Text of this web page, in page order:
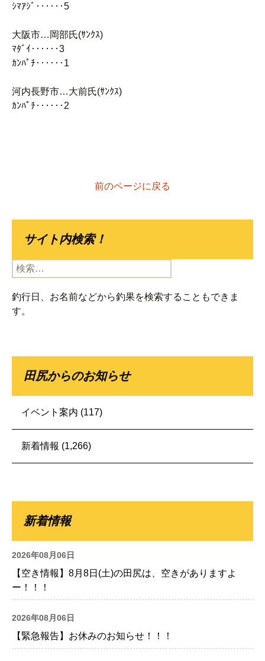
ｼﾏｱｼﾞ‥‥‥5
大阪市…岡部氏(ｻﾝｸｽ)
ﾏﾀﾞｲ‥‥‥3
ｶﾝﾊﾟﾁ‥‥‥1
河内長野市…大前氏(ｻﾝｸｽ)
ｶﾝﾊﾟﾁ‥‥‥2
前のページに戻る
サイト内検索！
検
索:
釣行日、お名前などから釣果を検索することもできま
す。
田尻からのお知らせ
イベント案内 (117)
新着情報 (1,266)
新着情報
2026年08月06日
【空き情報】8月8日(土)の田尻は、空きがありますよ
ー！！！
2026年08月06日
【緊急報告】お休みのお知らせ！！！